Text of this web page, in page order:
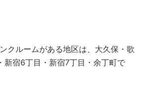
クルームがある地区は、大久保・歌
新宿6丁目・新宿7丁目・余丁町で